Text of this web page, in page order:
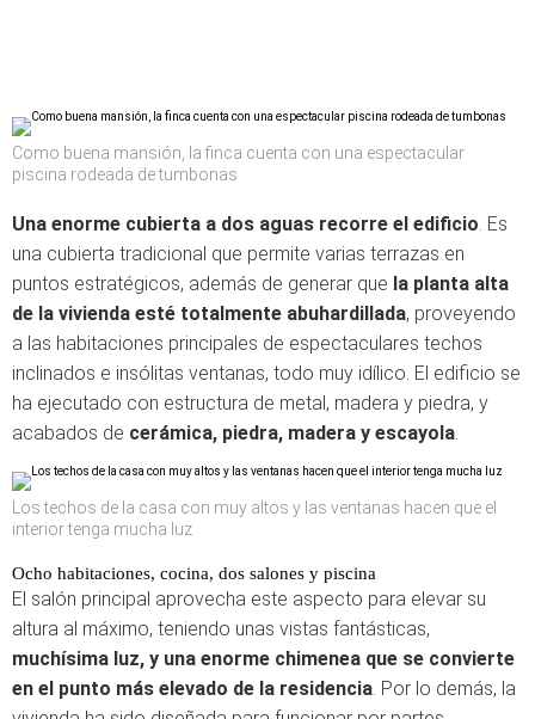
Como buena mansión, la finca cuenta con una espectacular
piscina rodeada de tumbonas
Una enorme cubierta a dos aguas recorre el edificio. Es
una cubierta tradicional que permite varias terrazas en
puntos estratégicos, además de generar que la planta alta
de la vivienda esté totalmente abuhardillada, proveyendo
a las habitaciones principales de espectaculares techos
inclinados e insólitas ventanas, todo muy idílico. El edificio se
ha ejecutado con estructura de metal, madera y piedra, y
acabados de cerámica, piedra, madera y escayola.
Los techos de la casa con muy altos y las ventanas hacen que el
interior tenga mucha luz
Ocho habitaciones, cocina, dos salones y piscina
El salón principal aprovecha este aspecto para elevar su
altura al máximo, teniendo unas vistas fantásticas,
muchísima luz, y una enorme chimenea que se convierte
en el punto más elevado de la residencia. Por lo demás, la